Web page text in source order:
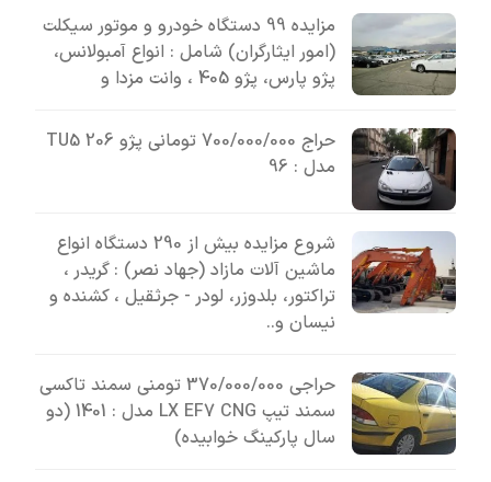
مزایده 99 دستگاه خودرو و موتور سیکلت
(امور ایثارگران) شامل : انواع آمبولانس،
پژو پارس، پژو 405 ، وانت مزدا و
حراج 700/000/000 تومانی پژو 206 TU5
مدل : 96
شروع مزایده بیش از 290 دستگاه انواع
ماشین آلات مازاد (جهاد نصر) : گریدر ،
تراکتور، بلدوزر، لودر - جرثقیل ، کشنده و
نیسان و..
حراجی 370/000/000 تومنی سمند تاکسی
سمند تیپ LX EF7 CNG مدل : 1401 (دو
سال پارکینگ خوابیده)